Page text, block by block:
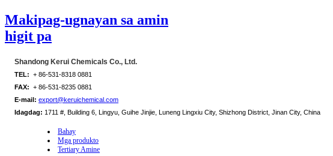
Makipag-ugnayan sa amin
higit pa
Shandong Kerui Chemicals Co., Ltd.
TEL: + 86-531-8318 0881
FAX: + 86-531-8235 0881
E-mail: export@keruichemical.com
Idagdag: 1711 #, Building 6, Lingyu, Guihe Jinjie, Luneng Lingxiu City, Shizhong District, Jinan City, China
Bahay
Mga produkto
Tertiary Amine